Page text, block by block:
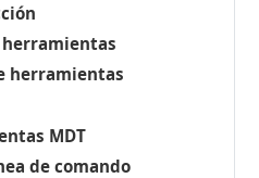
herramientas
MDT
de comando